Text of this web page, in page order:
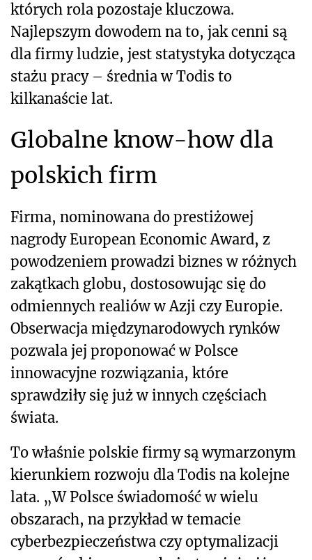
których rola pozostaje kluczowa.
Najlepszym dowodem na to, jak cenni są
dla firmy ludzie, jest statystyka dotycząca
stażu pracy – średnia w Todis to
kilkanaście lat.
Globalne know-how dla
polskich firm
Firma, nominowana do prestiżowej
nagrody European Economic Award, z
powodzeniem prowadzi biznes w różnych
zakątkach globu, dostosowując się do
odmiennych realiów w Azji czy Europie.
Obserwacja międzynarodowych rynków
pozwala jej proponować w Polsce
innowacyjne rozwiązania, które
sprawdziły się już w innych częściach
świata.
To właśnie polskie firmy są wymarzonym
kierunkiem rozwoju dla Todis na kolejne
lata. „W Polsce świadomość w wielu
obszarach, na przykład w temacie
cyberbezpieczeństwa czy optymalizacji